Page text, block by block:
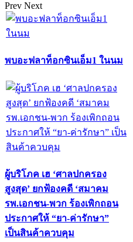
Prev Next
พบอะฟลาท็อกซินเอ็ม1 ในนม
ผู้บริโภค เฮ ‘ศาลปกครอง
สูงสุด’ ยกฟ้องคดี ‘สมาคม
รพ.เอกชน-พวก ร้องเพิกถอน
ประกาศให้ “ยา-ค่ารักษา”
เป็นสินค้าควบคุม